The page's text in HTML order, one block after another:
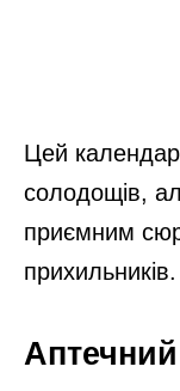
Цей календар
солодощів,
приємним
прихильників.